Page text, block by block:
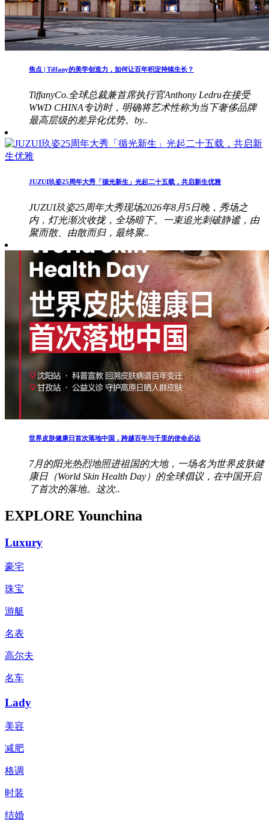
焦点 | Tiffany的美学创造力，如何让百年积淀持续生长？
TiffanyCo.全球总裁兼首席执行官Anthony Ledru在接受
WWD CHINA专访时，明确将艺术性称为当下奢侈品牌
最高层级的差异化优势。by..
JUZUI玖姿25周年大秀「循光新生」光起二十五载，共启新生优雅
JUZUI玖姿25周年大秀现场2026年8月5日晚，秀场之
内，灯光渐次收拢，全场暗下。一束追光刺破静谧，由
聚而散、由散而归，最终聚..
世界皮肤健康日首次落地中国，跨越百年与千里的使命必达
7月的阳光热烈地照进祖国的大地，一场名为世界皮肤健
康日（World Skin Health Day）的全球倡议，在中国开启
了首次的落地。这次..
EXPLORE Younchina
Luxury
豪宅
珠宝
游艇
名表
高尔夫
名车
Lady
美容
减肥
格调
时装
结婚